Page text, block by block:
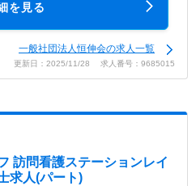
を見る
一般社団法人恒伸会の求人一覧
更新日：2025/11/28 求人番号：9685015
訪問看護ステーションレイ
求人(パート)